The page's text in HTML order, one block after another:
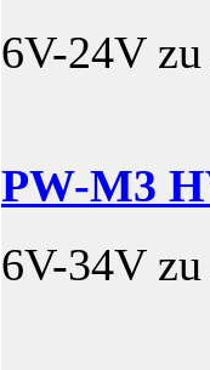
6V-24V
PW-M3
6V-34V